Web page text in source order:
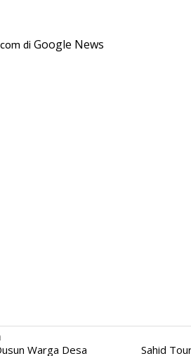
diGoogle News
Warga Desa
Sahid